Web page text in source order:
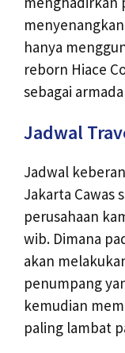
hanya
reborn Hiace
sebagai
Jadwal
Jadwal
Jakarta Cawas
perusahaan
wib. Dimana
akan
penumpang
kemudian
paling lambat